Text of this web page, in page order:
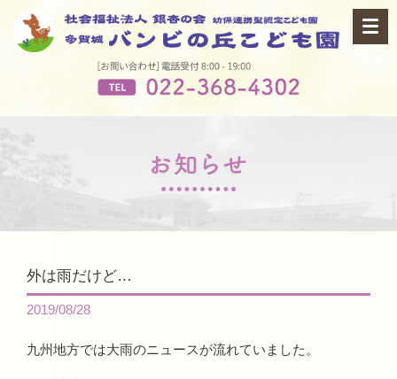
外は雨だけど…
2019/08/28
九州地方では大雨のニュースが流れていました。